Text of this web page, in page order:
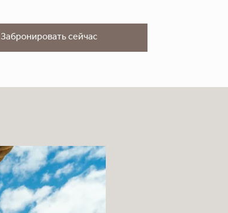
Забронировать сейчас